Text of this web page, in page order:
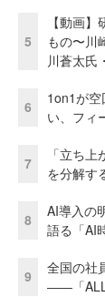
5
【動画
もの〜川
川蒼太氏
6
1on1が
い、フィ
7
「立ち
を分解す
8
AI導入の
語る「AI
9
全国の社
――「ALL